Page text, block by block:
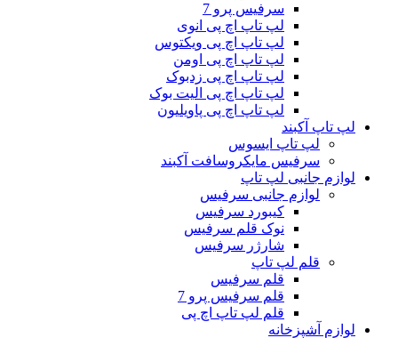
سرفیس پرو 7
لپ تاپ اچ پی انوی
لپ تاپ اچ پی ویکتوس
لپ تاپ اچ پی اومن
لپ تاپ اچ پی زدبوک
لپ تاپ اچ پی الیت بوک
لپ تاپ اچ پی پاویلیون
لپ تاپ آکبند
لپ تاپ ایسوس
سرفیس مایکروسافت آکبند
لوازم جانبی لپ تاپ
لوازم جانبی سرفیس
کیبورد سرفیس
نوک قلم سرفیس
شارژر سرفیس
قلم لپ تاپ
قلم سرفیس
قلم سرفیس پرو 7
قلم لپ تاپ اچ پی
لوازم آشپزخانه